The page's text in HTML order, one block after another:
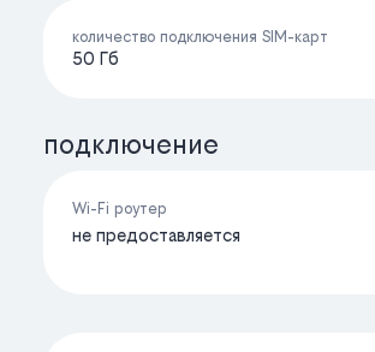
количество подключения SIM-карт
50 Гб
подключение
Wi-Fi роутер
не предоставляется